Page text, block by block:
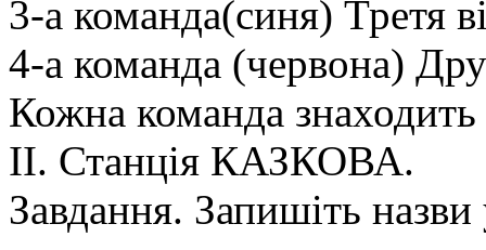
3-а команда(синя) Третя
4-а команда (червона)
Кожна команда
ΙΙ. Станція КАЗКОВА.
Завдання. Запишіть